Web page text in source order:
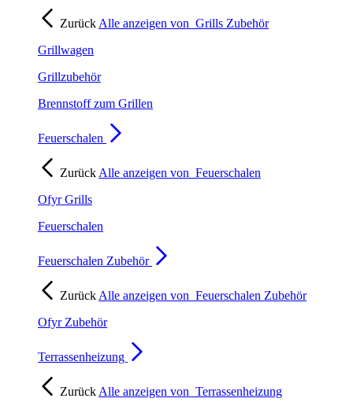
Zurück Alle anzeigen von Grills Zubehör
Grillwagen
Grillzubehör
Brennstoff zum Grillen
Feuerschalen
Zurück Alle anzeigen von Feuerschalen
Ofyr Grills
Feuerschalen
Feuerschalen Zubehör
Zurück Alle anzeigen von Feuerschalen Zubehör
Ofyr Zubehör
Terrassenheizung
Zurück Alle anzeigen von Terrassenheizung